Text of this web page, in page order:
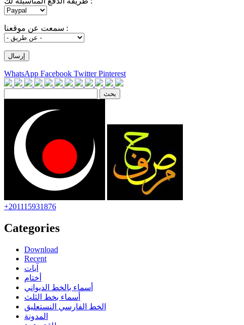
سمعت عن موقعنا :
WhatsApp Facebook TwitterPinterest
+201115931876
Categories
Download
Recent
آيات
أختام
أسماء بالخط الديواني
أسماء بخط الثلث
الخط الفارسي النستعليق
المدونة